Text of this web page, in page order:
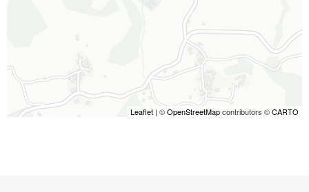
Leaflet | ©OpenStreetMapcontributors ©CARTO